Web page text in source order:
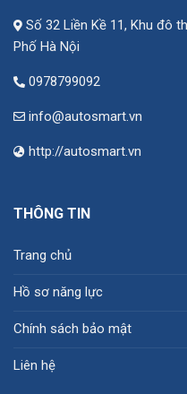
Số 32 Liền Kề 11, Khu đô
Phố Hà Nội
0978799092
info@autosmart.vn
http://autosmart.vn
THÔNG TIN
Trang chủ
Hồ sơ năng lực
Chính sách bảo mật
Liên hệ